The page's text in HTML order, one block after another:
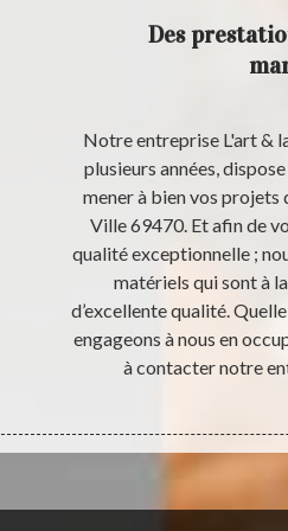
Des
Notre entreprise L'art &
plusieurs années,
mener à bien vos
Ville 69470. Et afin de
qualité exceptionnelle ;
matériels qui sont à
d’excellente qualité.
engageons à nous en
à contacter notre